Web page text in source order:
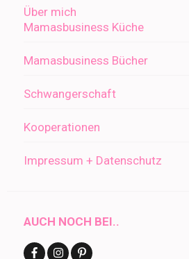
Über mich
Mamasbusiness Küche
Mamasbusiness Bücher
Schwangerschaft
Kooperationen
Impressum + Datenschutz
AUCH NOCH BEI..